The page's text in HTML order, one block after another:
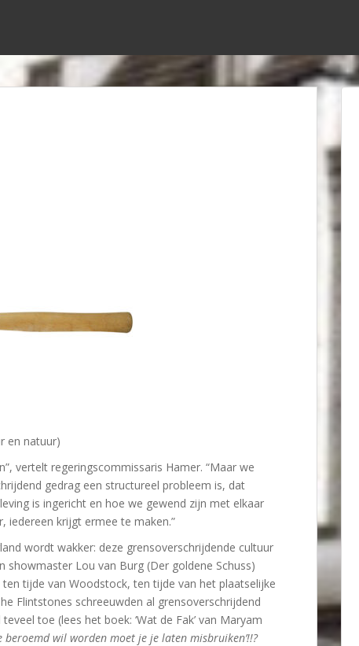
en natuur)
vertelt regeringscommissaris Hamer. “Maar we
gedrag een structureel probleem is, dat
is ingericht en hoe we gewend zijn met elkaar
iedereen krijgt ermee te maken.”
wordt wakker: deze grensoverschrijdende cultuur
Lou van Burg (Der goldene Schuss)
tijde van Woodstock, ten tijde van het plaatselijke
Flintstones schreeuwden al grensoverschrijdend
toe (lees het boek: ‘Wat de Fak’ van Maryam
beroemd wil worden moet je je laten misbruiken’!!?